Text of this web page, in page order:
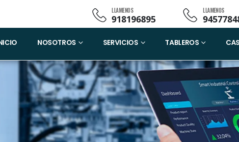
LLAMENOS
918196895
LLAMENOS
NOSOTROS SERVICIOS TABLEROS